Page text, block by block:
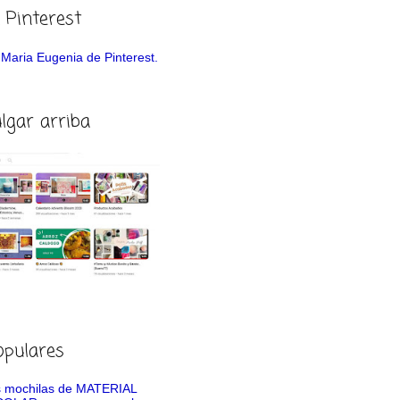
Pinterest
Eugenia de Pinterest.
arriba
mochilas de MATERIAL